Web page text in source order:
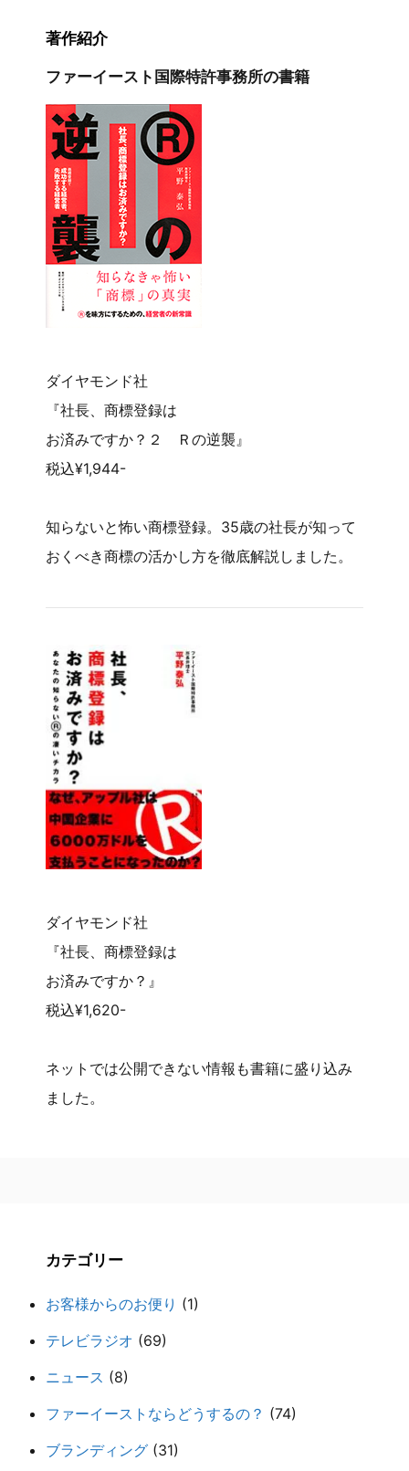
著作紹介
ファーイースト国際特許事務所の書籍
ダイヤモンド社
『社長、商標登録は
お済みですか？２ Ｒの逆襲』
税込¥1,944-
知らないと怖い商標登録。35歳の社長が知って
おくべき商標の活かし方を徹底解説しました。
ダイヤモンド社
『社長、商標登録は
お済みですか？』
税込¥1,620-
ネットでは公開できない情報も書籍に盛り込み
ました。
カテゴリー
お客様からのお便り (1)
テレビラジオ (69)
ニュース (8)
ファーイーストならどうするの？ (74)
ブランディング (31)